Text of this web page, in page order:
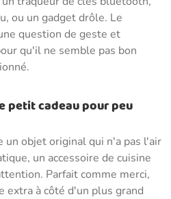
ou un gadget drôle. Le
question de geste et
qu'il ne semble pas bon
petit cadeau pour peu
un objet original qui n'a pas l'air
un accessoire de cuisine
Parfait comme merci,
extra à côté d'un plus grand